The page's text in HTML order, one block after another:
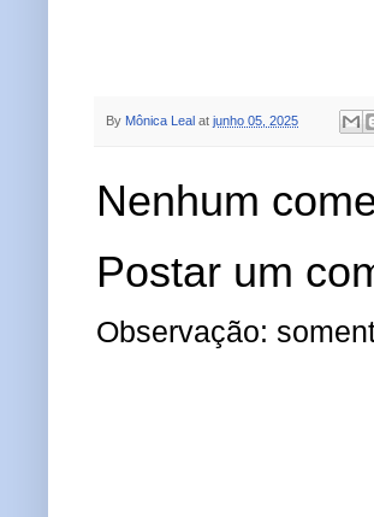
By Mônica Leal at junho 05, 2025
Nenhum
Postar um
Observação: